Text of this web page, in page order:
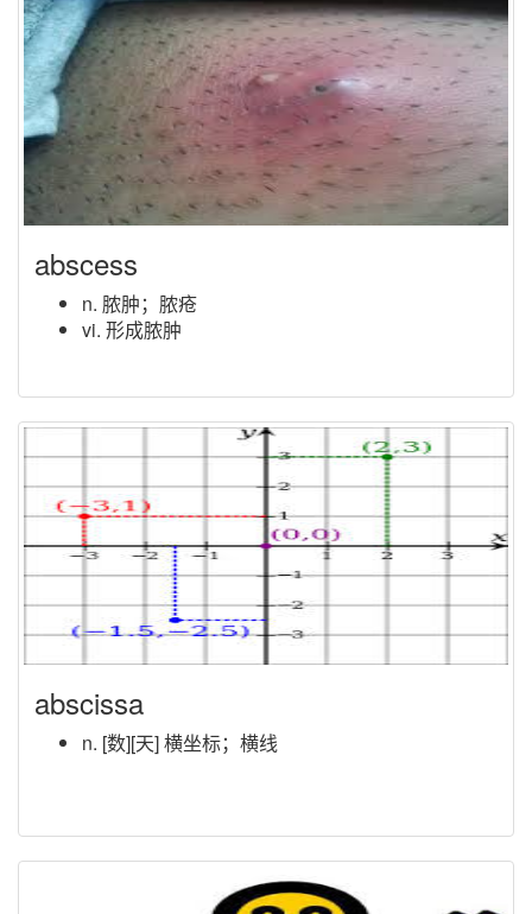
abscess
n. 脓肿；脓疮
vi. 形成脓肿
abscissa
n. [数][天] 横坐标；横线